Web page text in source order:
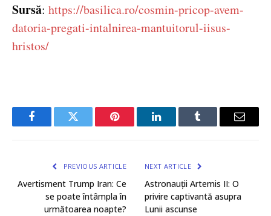
Sursă: https://basilica.ro/cosmin-pricop-avem-
datoria-pregati-intalnirea-mantuitorul-iisus-
hristos/
FacebookTwitter Pinterest LinkedInTumblr Email
PREVIOUS ARTICLE
Avertisment Trump Iran: Ce
se poate întâmpla în
următoarea noapte?
NEXT ARTICLE
Astronauții Artemis II: O
privire captivantă asupra
Lunii ascunse